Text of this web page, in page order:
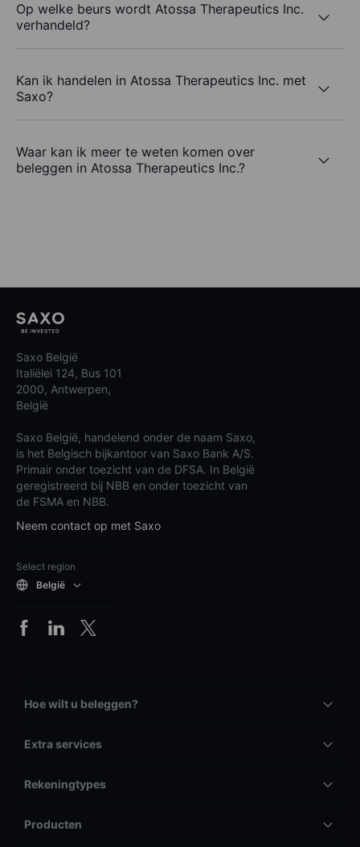
Op welke beurs wordt Atossa Therapeutics Inc.
verhandeld?
Kan ik handelen in Atossa Therapeutics Inc. met
Saxo?
Waar kan ik meer te weten komen over
beleggen in Atossa Therapeutics Inc.?
Saxo België
Italiëlei 124, Bus 101
2000, Antwerpen,
België
Saxo België, handelend onder de naam Saxo,
is het Belgisch bijkantoor van Saxo Bank A/S.
Primair onder toezicht van de DFSA. In België
geregistreerd bij NBB en onder toezicht van
de FSMA en NBB.
Neem contact op met Saxo
Select region
België
Hoe wilt u beleggen?
Extra services
Rekeningtypes
Producten